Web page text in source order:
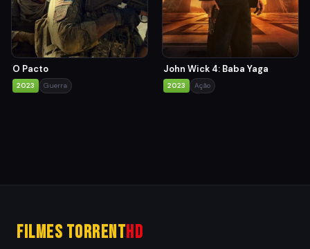
O Pacto
2023 Guerra
John Wick 4: Baba Yaga
2023 Ação
Filmes TorrentHD